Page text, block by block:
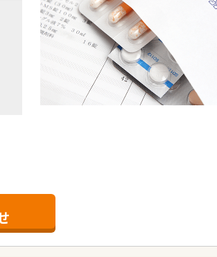
種勉強会、接遇（CS）研修、管理薬剤師研
務研修 ほか
ぐに修復可能です。
能です。